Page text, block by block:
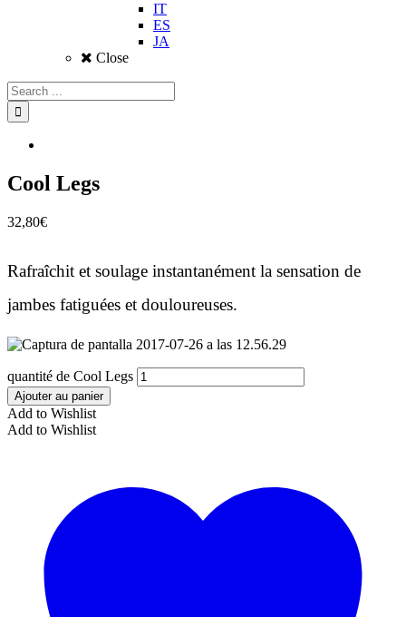
IT
ES
JA
Close
Cool Legs
32,80€
Rafraîchit et soulage instantanément la sensation de
jambes fatiguées et douloureuses.
quantité de Cool Legs
Ajouter au panier
Add to Wishlist
Add to Wishlist